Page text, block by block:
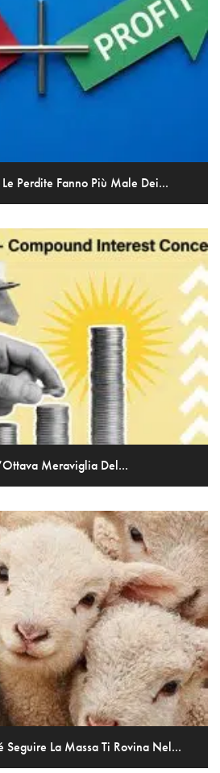
Perdite Fanno Più Male Dei...
Meraviglia Del...
Seguire La Massa Ti Rovina Nel...